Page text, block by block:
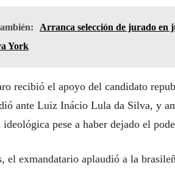
Arranca selección de jurado en
York
recibió el apoyo del candidato
ante Luiz Inácio Lula da Silva, y
pese a haber dejado el
el exmandatario aplaudió a la